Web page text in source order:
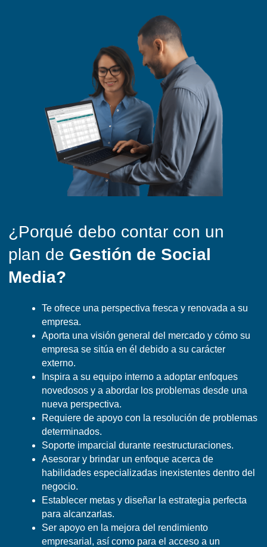
¿Porqué debo contar con un
plan de Gestión de Social
Media?
Te ofrece una perspectiva fresca y renovada a su
empresa.
Aporta una visión general del mercado y cómo su
empresa se sitúa en él debido a su carácter
externo.
Inspira a su equipo interno a adoptar enfoques
novedosos y a abordar los problemas desde una
nueva perspectiva.
Requiere de apoyo con la resolución de problemas
determinados.
Soporte imparcial durante reestructuraciones.
Asesorar y brindar un enfoque acerca de
habilidades especializadas inexistentes dentro del
negocio.
Establecer metas y diseñar la estrategia perfecta
para alcanzarlas.
Ser apoyo en la mejora del rendimiento
empresarial, así como para el acceso a un